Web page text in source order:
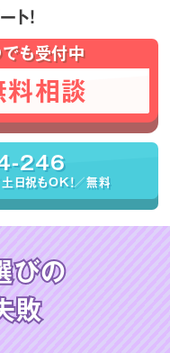
ト！
も受付中
料相談
246
日祝もOK！／無料
びの
敗